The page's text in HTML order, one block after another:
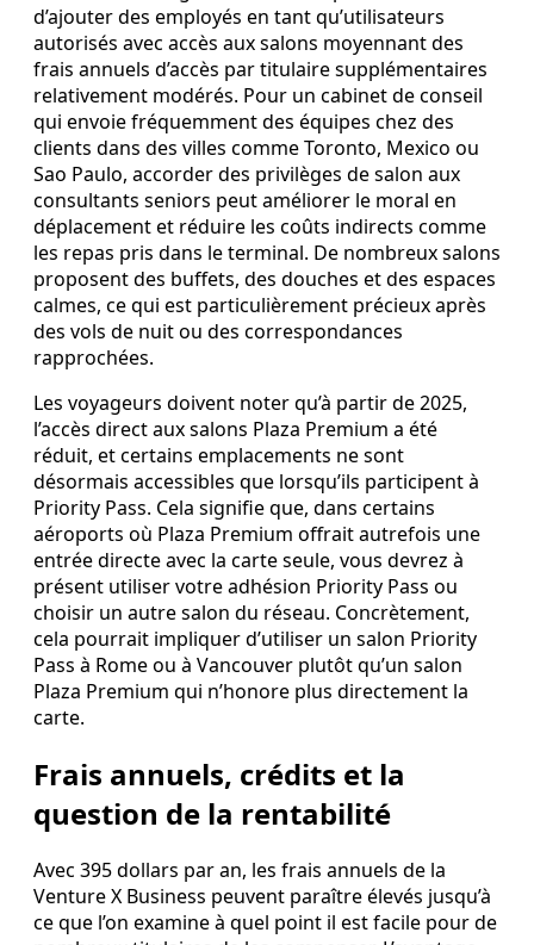
d’ajouter des employés en tant qu’utilisateurs
autorisés avec accès aux salons moyennant des
frais annuels d’accès par titulaire supplémentaires
relativement modérés. Pour un cabinet de conseil
qui envoie fréquemment des équipes chez des
clients dans des villes comme Toronto, Mexico ou
Sao Paulo, accorder des privilèges de salon aux
consultants seniors peut améliorer le moral en
déplacement et réduire les coûts indirects comme
les repas pris dans le terminal. De nombreux salons
proposent des buffets, des douches et des espaces
calmes, ce qui est particulièrement précieux après
des vols de nuit ou des correspondances
rapprochées.
Les voyageurs doivent noter qu’à partir de 2025,
l’accès direct aux salons Plaza Premium a été
réduit, et certains emplacements ne sont
désormais accessibles que lorsqu’ils participent à
Priority Pass. Cela signifie que, dans certains
aéroports où Plaza Premium offrait autrefois une
entrée directe avec la carte seule, vous devrez à
présent utiliser votre adhésion Priority Pass ou
choisir un autre salon du réseau. Concrètement,
cela pourrait impliquer d’utiliser un salon Priority
Pass à Rome ou à Vancouver plutôt qu’un salon
Plaza Premium qui n’honore plus directement la
carte.
Frais annuels, crédits et la
question de la rentabilité
Avec 395 dollars par an, les frais annuels de la
Venture X Business peuvent paraître élevés jusqu’à
ce que l’on examine à quel point il est facile pour de